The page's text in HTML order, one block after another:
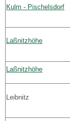
Kulm - Pischelsdorf
Laßnitzhöhe
Laßnitzhöhe
Leibnitz